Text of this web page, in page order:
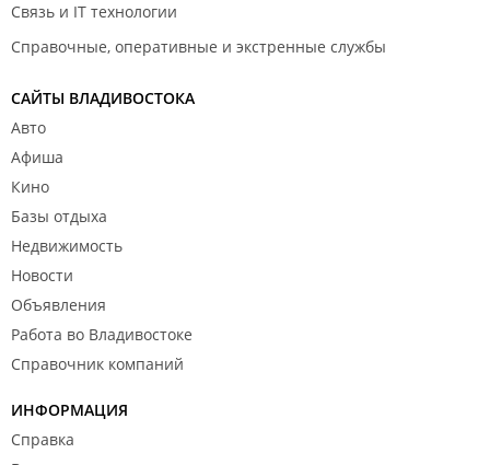
Связь и IT технологии
Справочные, оперативные и экстренные службы
САЙТЫ ВЛАДИВОСТОКА
Авто
Афиша
Кино
Базы отдыха
Недвижимость
Новости
Объявления
Работа во Владивостоке
Справочник компаний
ИНФОРМАЦИЯ
Справка